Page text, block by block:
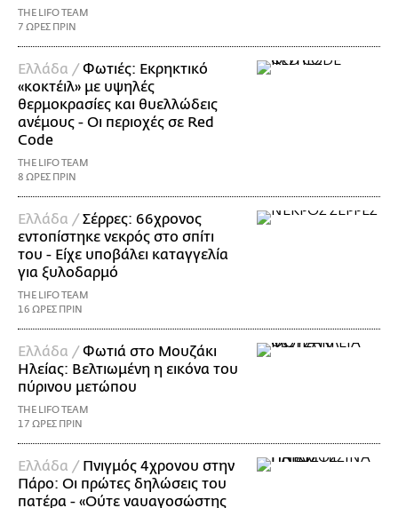
THE LIFO TEAM
7 ΩΡΕΣ ΠΡΙΝ
Ελλάδα / Φωτιές: Εκρηκτικό
«κοκτέιλ» με υψηλές
θερμοκρασίες και θυελλώδεις
ανέμους - Οι περιοχές σε Red
Code
THE LIFO TEAM
8 ΩΡΕΣ ΠΡΙΝ
Ελλάδα / Σέρρες: 66χρονος
εντοπίστηκε νεκρός στο σπίτι
του - Είχε υποβάλει καταγγελία
για ξυλοδαρμό
THE LIFO TEAM
16 ΩΡΕΣ ΠΡΙΝ
Ελλάδα / Φωτιά στο Μουζάκι
Ηλείας: Βελτιωμένη η εικόνα του
πύρινου μετώπου
THE LIFO TEAM
17 ΩΡΕΣ ΠΡΙΝ
Ελλάδα / Πνιγμός 4χρονου στην
Πάρο: Οι πρώτες δηλώσεις του
πατέρα - «Ούτε ναυαγοσώστης